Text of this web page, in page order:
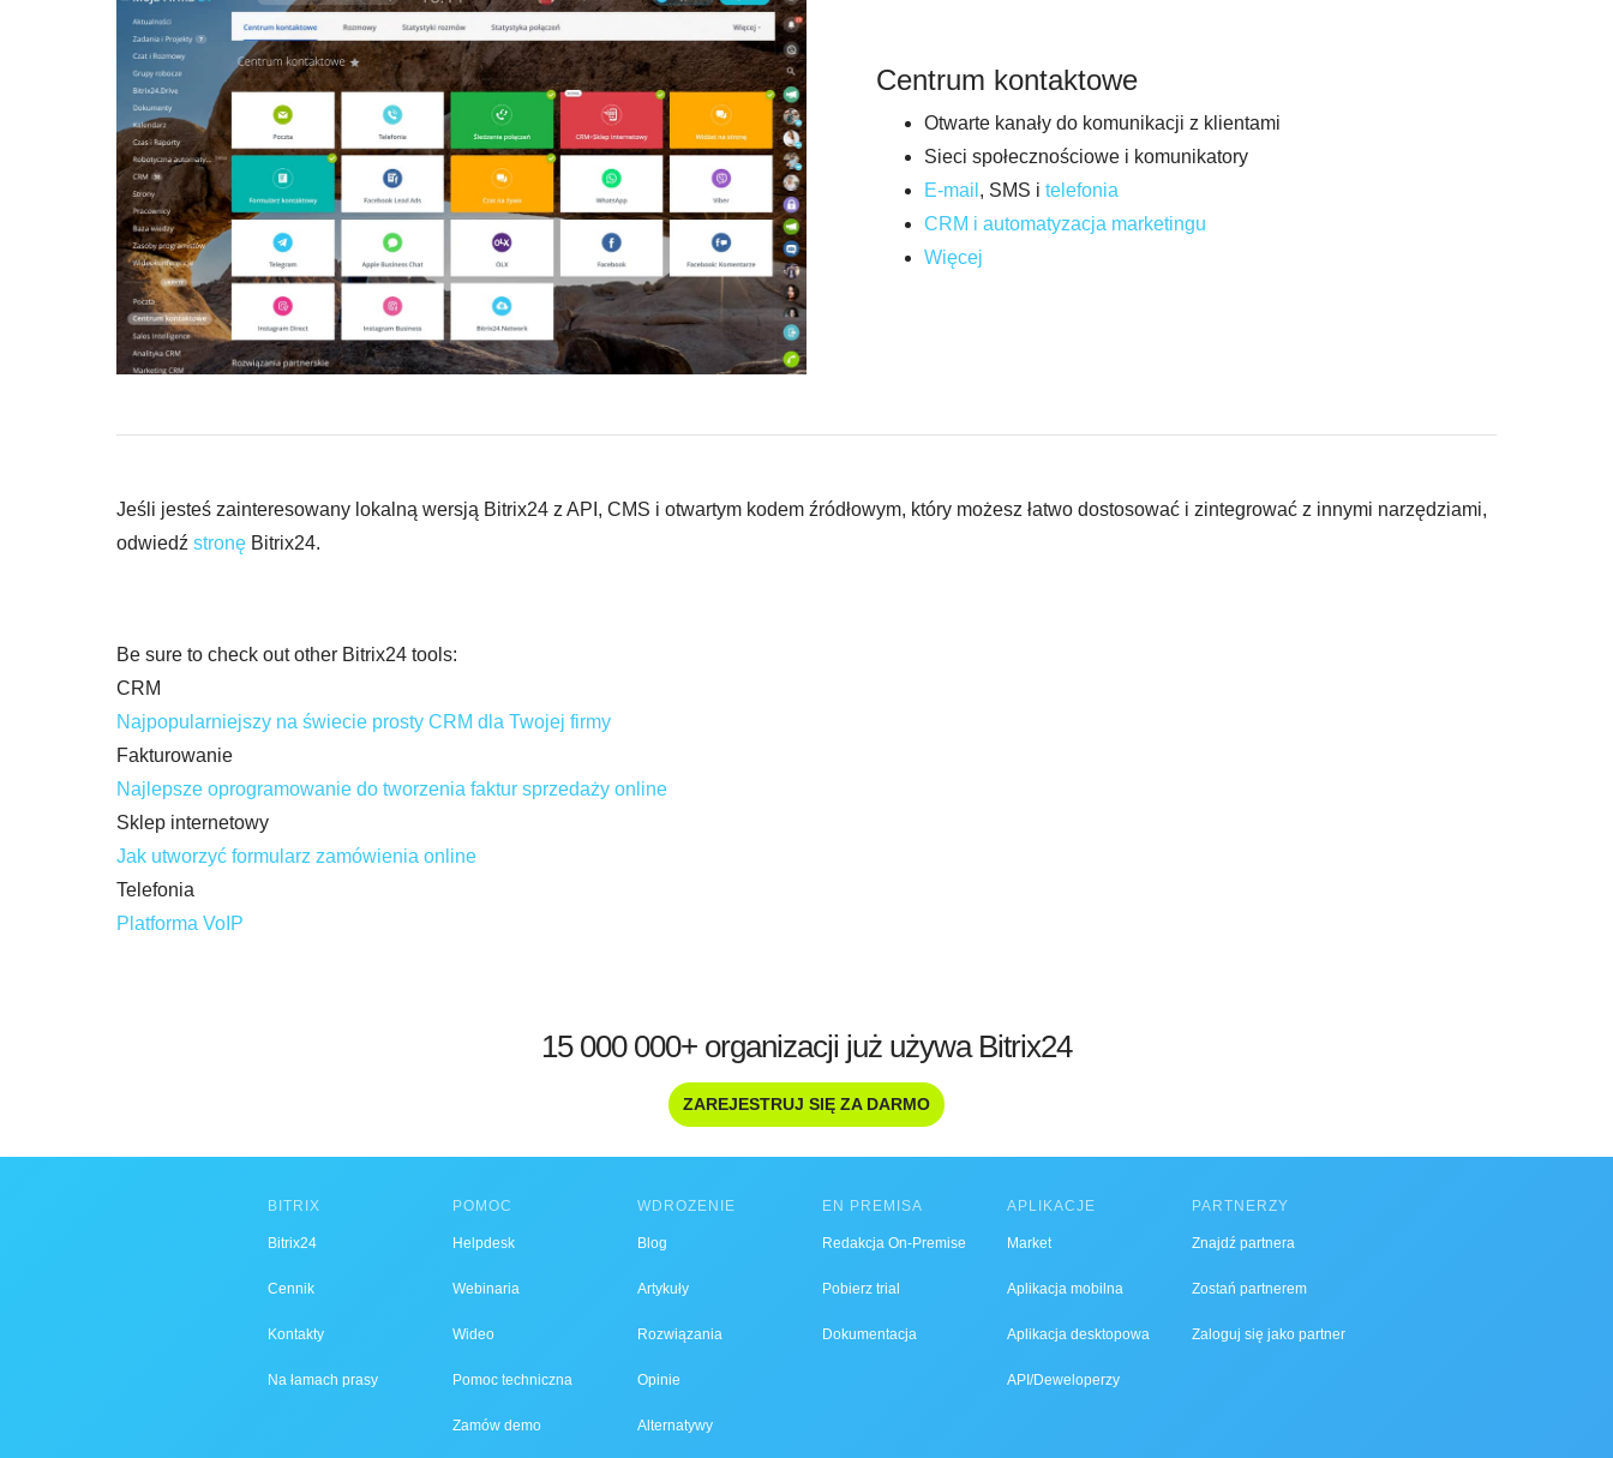
Centrum kontaktowe
Otwarte kanały do komunikacji z klientami
Sieci społecznościowe i komunikatory
E-mail , SMS i telefonia
CRM i automatyzacja marketingu
Więcej
Jeśli jesteś zainteresowany lokalną wersją Bitrix24 z API, CMS i otwartym kodem źródłowym, który możesz łatwo dostosować i zintegrować z innymi narzędziami,
odwiedź stronę Bitrix24.
Be sure to check out other Bitrix24 tools:
CRM
Najpopularniejszy na świecie prosty CRM dla Twojej firmy
Fakturowanie
Najlepsze oprogramowanie do tworzenia faktur sprzedaży online
Sklep internetowy
Jak utworzyć formularz zamówienia online
Telefonia
Platforma VoIP
15 000 000+ organizacji już używa Bitrix24
ZAREJESTRUJ SIĘ ZA DARMO
BITRIX
Bitrix24
Cennik
Kontakty
Na łamach prasy
POMOC
Helpdesk
Webinaria
Wideo
Pomoc techniczna
Zamów demo
WDROŻENIE
Blog
Artykuły
Rozwiązania
Opinie
Alternatywy
EN PREMISA
Redakcja On-Premise
Pobierz trial
Dokumentacja
APLIKACJE
Market
Aplikacja mobilna
Aplikacja desktopowa
API/Deweloperzy
PARTNERZY
Znajdź partnera
Zostań partnerem
Zaloguj się jako partner